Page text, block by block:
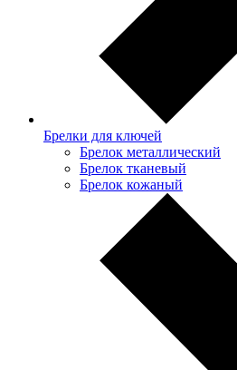
Брелки для ключей
Брелок металлический
Брелок тканевый
Брелок кожаный